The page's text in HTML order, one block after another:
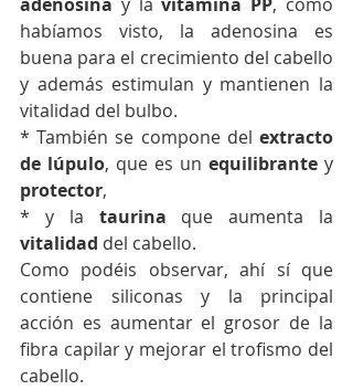
adenosina y la vitamina PP, como
habíamos visto, la adenosina es
buena para el crecimiento del cabello
y además estimulan y mantienen la
vitalidad del bulbo.
* También se compone del extracto
de lúpulo, que es un equilibrante
protector,
* y la taurina
vitalidad del cabello.
Como podéis observar, ahí sí que
contiene siliconas y la principal
acción es aumentar el grosor de la
fibra capilar y mejorar el trofismo del
cabello.